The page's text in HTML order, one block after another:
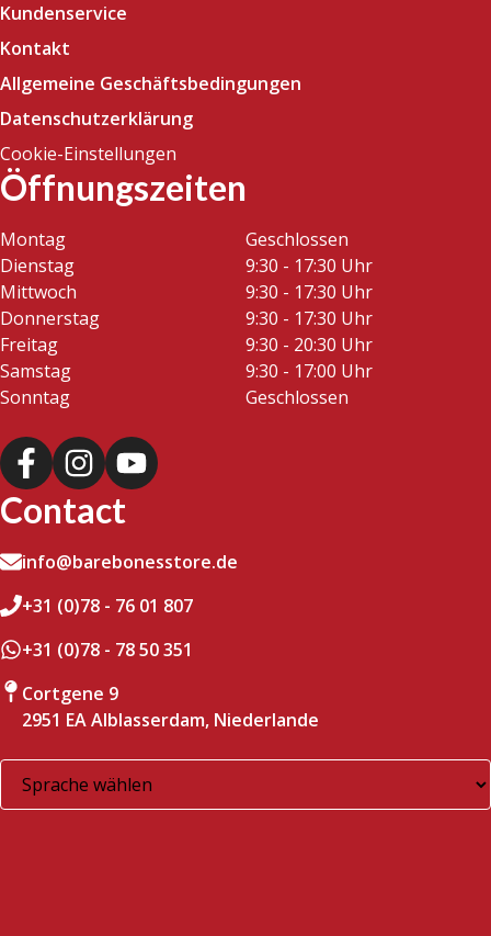
Kundenservice
Kontakt
Allgemeine Geschäftsbedingungen
Datenschutzerklärung
Cookie-Einstellungen
Öffnungszeiten
Montag
Geschlossen
Dienstag
9:30 - 17:30 Uhr
Mittwoch
9:30 - 17:30 Uhr
Donnerstag
9:30 - 17:30 Uhr
Freitag
9:30 - 20:30 Uhr
Samstag
9:30 - 17:00 Uhr
Sonntag
Geschlossen
Contact
info@barebonesstore.de
+31 (0)78 - 76 01 807
+31 (0)78 - 78 50 351
Cortgene 9
2951 EA Alblasserdam, Niederlande